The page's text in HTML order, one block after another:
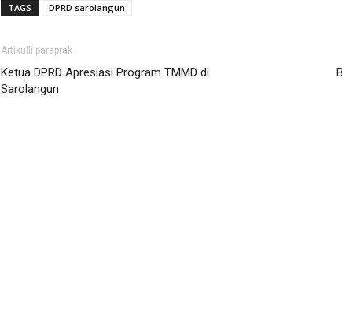
TAGS DPRD sarolangun
Artikulli paraprak
Ketua DPRD Apresiasi Program TMMD di
Sarolangun